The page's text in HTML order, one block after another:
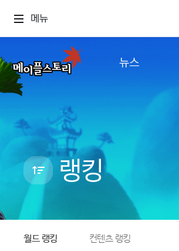
메뉴
뉴스
메이플 알림판
with maple
랭킹
월드 랭킹 컨텐츠 랭킹